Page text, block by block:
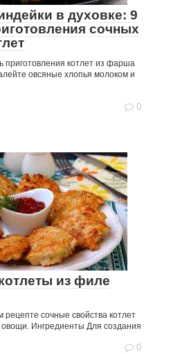
в духовке: 9
сочных
приготовления котлет из фарша
овсяные хлопья молоком и
0
из филе
сочные свойства котлет
Ингредиенты Для создания
0